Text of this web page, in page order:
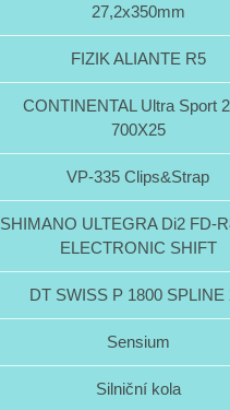
27,2x350mm
FIZIK ALIANTE R5
CONTINENTAL Ultra Sport 2
700X25
VP-335 Clips&Strap
SHIMANO ULTEGRA Di2 FD-
ELECTRONIC SHIFT
DT SWISS P 1800 SPLINE
Sensium
Silniční kola